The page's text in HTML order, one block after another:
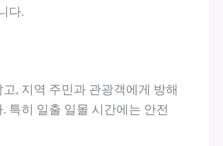
다.
, 지역 주민과 관광객에게 방해
특히 일출 일몰 시간에는 안전